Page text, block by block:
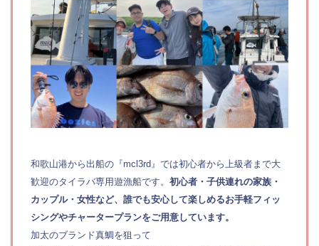
和歌山港から出船の『mcl3rd』では初心者から上級者まで大
歓迎のタイラバ専用遊漁船です。 初心者・子供連れの家族・
カップル・女性など、誰でも安心して楽しめるお手軽フィッ
シングやチャータープランをご用意しています。
加太のブランド真鯛を狙って